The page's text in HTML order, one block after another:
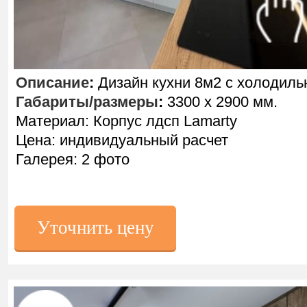
Уточнить цену
Описание: Дизайн кухни 8м2 с
Габариты/размеры: 3300 х 2900 мм.
Материал: Корпус лдсп Lamarty
Цена: индивидуальный расчет
Галерея: 2 фото